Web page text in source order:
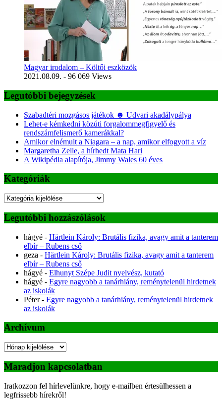
Magyar irodalom – Költői eszközök
2021.08.09. - 96 069 Views
Legutóbbi bejegyzések
Szabadtéri mozgásos játékok ☻ Udvari akadálypálya
Lehet-e kémkedni közúti forgalommegfigyelő és
rendszámfelismerő kamerákkal?
Amikor elnémult a Niagara – a nap, amikor elfogyott a víz
Margaretha Zelle, a hírhedt Mata Hari
A Wikipédia alapítója, Jimmy Wales 60 éves
Kategóriák
Kategóriák
Legutóbbi hozzászólások
hágyé - Härtlein Károly: Brutális fizika, avagy amit a tanterem
elbír – Rubens cső
geza - Härtlein Károly: Brutális fizika, avagy amit a tanterem
elbír – Rubens cső
hágyé - Elhunyt Szépe Judit nyelvész, kutató
hágyé - Egyre nagyobb a tanárhiány, reménytelenül hirdetnek
az iskolák
Péter- Egyre nagyobb a tanárhiány, reménytelenül hirdetnek
az iskolák
Archívum
Archívum
Maradjon kapcsolatban
Iratkozzon fel hírlevelünkre, hogy e-mailben értesülhessen a
legfrissebb hírekről!